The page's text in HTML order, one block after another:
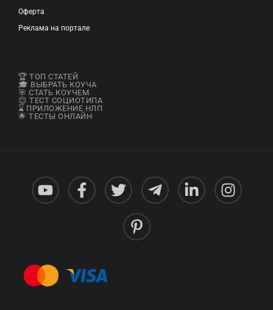
Оферта
Реклама на портале
🏆 ТОП СТАТЕЙ
🎓 ВЫБРАТЬ КОУЧА
🎯 СТАТЬ КОУЧЕМ
😊 ТЕСТ СОЦИОТИПА
⌛ ПРИЛОЖЕНИЕ НЛП
🌟 ТЕСТЫ ОНЛАЙН